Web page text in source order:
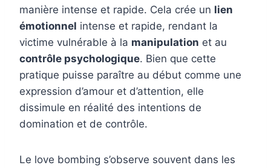
manière intense et rapide. Cela crée un lien
émotionnel intense et rapide, rendant la
victime vulnérable à la manipulation et au
contrôle psychologique. Bien que cette
pratique puisse paraître au début comme une
expression d’amour et d’attention, elle
dissimule en réalité des intentions de
domination et de contrôle.
Le love bombing s’observe souvent dans les